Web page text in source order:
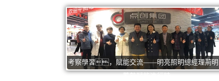
考察學習，賦能交流——明亮照明總經理荊